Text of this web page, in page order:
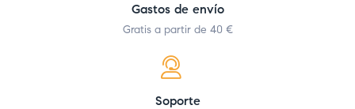
Gastos de envío
Gratis a partir de 40 €
Soporte